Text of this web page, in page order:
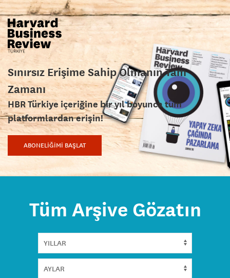
Sınırsız Erişime Sahip Olmanın Tam
Zamanı
HBR Türkiye içeriğine bir yıl boyunca tüm
platformlardan erişin!
ABONELİĞİMİ BAŞLAT
Tüm Arşive Gözatın